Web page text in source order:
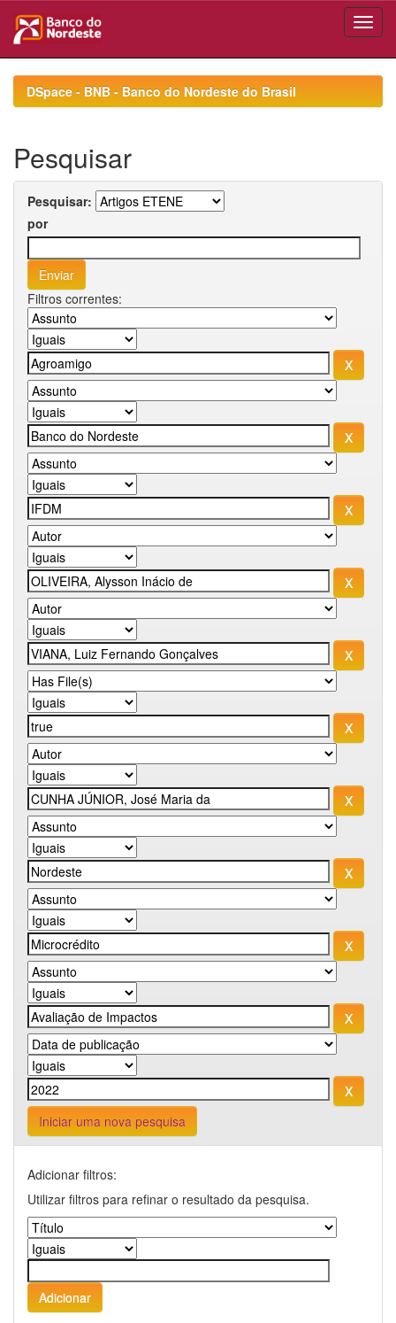
navigationDSpace - BNB - Banco do Nordeste do Brasil
Pesquisar
Pesquisar:
por
Filtros correntes:
Iniciar uma nova pesquisa
Adicionar filtros:
Utilizar filtros para refinar o resultado da pesquisa.